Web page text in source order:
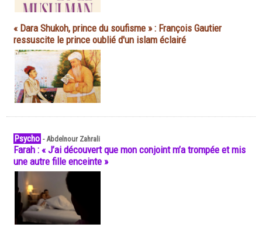
« Dara Shukoh, prince du soufisme » : François Gautier
ressuscite le prince oublié d'un islam éclairé
Psycho -Abdelnour Zahrali
Farah : « J’ai découvert que mon conjoint m’a trompée et mis
une autre fille enceinte »